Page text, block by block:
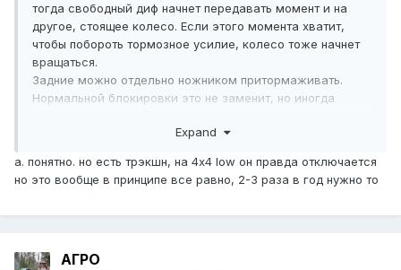
тогда свободный диф начнет передавать момент и на
другое, стоящее колесо. Если этого момента хватит,
чтобы побороть тормозное усилие, колесо тоже начнет
вращаться.
Задние можно отдельно ножником притормаживать.
Нормальной блокировки это не заменит, но иногда
Expand
а. понятно. но есть трэкшн, на 4х4 low он правда отключается
но это вообще в принципе все равно, 2-3 раза в год нужно то
АГРО